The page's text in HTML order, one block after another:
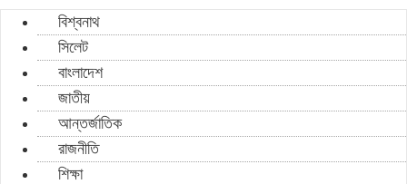
বিশ্বনাথ
সিলেট
বাংলাদেশ
জাতীয়
আন্তর্জাতিক
রাজনীতি
শিক্ষা